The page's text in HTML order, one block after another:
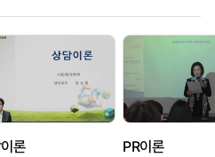
론 PR이론